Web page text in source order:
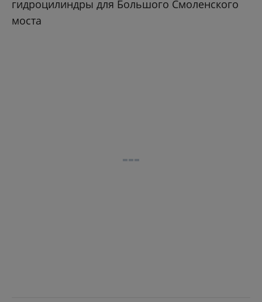
гидроцилиндры для Большого Смоленского
моста